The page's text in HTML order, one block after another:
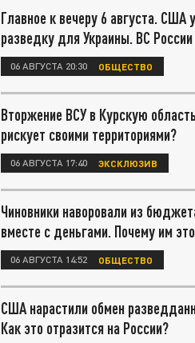
Главное к вечеру 6 августа. США
разведку для Украины. ВС
06 АВГУСТА 20:30 ОБЩЕСТВО
Вторжение ВСУ в Курскую
рискует своими территориями?
06 АВГУСТА 17:40 ЭКСКЛЮЗИВ
Чиновники наворовали из
вместе с деньгами. Почему им
06 АВГУСТА 14:52 ОБЩЕСТВО
США нарастили обмен
Как это отразится на России?